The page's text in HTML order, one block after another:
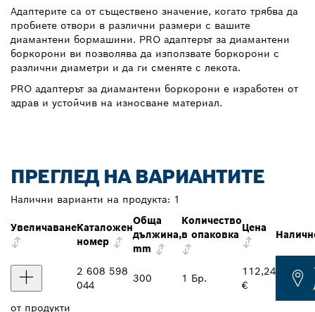
Адаптерите са от съществено значение, когато трябва да
пробиете отвори в различни размери с вашите
диамантени бормашини. PRO адаптерът за диамантени
боркорони ви позволява да използвате боркорони с
различни диаметри и да ги сменяте с лекота.
PRO адаптерът за диамантени боркорони е изработен от
здрав и устойчив на износване материал.
ПРЕГЛЕД НА ВАРИАНТИТЕ
Налични варианти на продукта: 1
УвеличаванеКаталожен
номер
Обща
дължина,
mm
Количество
в опаковка
Цена
2 608 598
044
300 1 Бр.
112,24
€
от продукти